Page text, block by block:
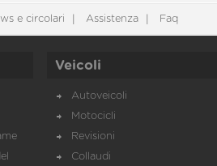
e circolari Assistenza Faq
Veicoli
Autoveicoli
Motocicli
Revisioni
Collaudi